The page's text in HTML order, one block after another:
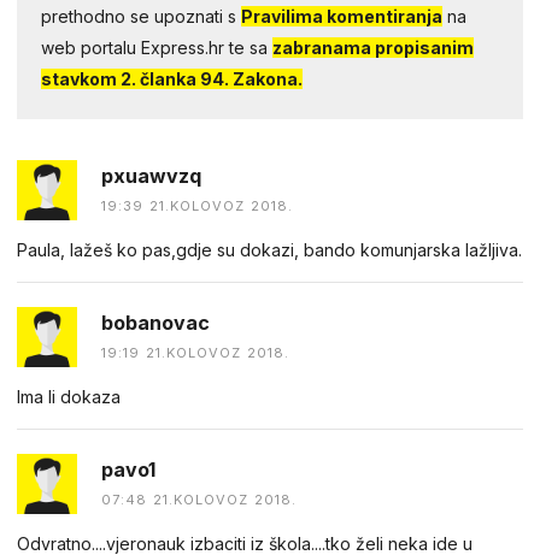
prethodno se upoznati s Pravilima komentiranja na
web portalu Express.hr te sa zabranama propisanim
stavkom 2. članka 94. Zakona.
pxuawvzq
19:39 21.KOLOVOZ 2018.
Paula, lažeš ko pas,gdje su dokazi, bando komunjarska lažljiva.
bobanovac
19:19 21.KOLOVOZ 2018.
Ima li dokaza
pavo1
07:48 21.KOLOVOZ 2018.
Odvratno....vjeronauk izbaciti iz škola....tko želi neka ide u